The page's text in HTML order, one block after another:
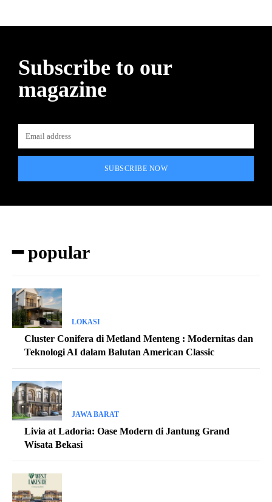
Subscribe to our
magazine
SUBSCRIBE NOW
━ popular
LOKASI
Cluster Conifera di Metland Menteng : Modernitas dan
Teknologi AI dalam Balutan American Classic
JAWA BARAT
Livia at Ladoria: Oase Modern di Jantung Grand
Wisata Bekasi